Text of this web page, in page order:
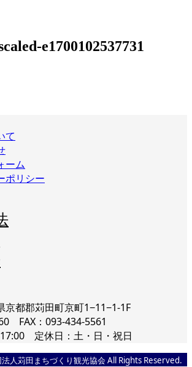
e1700102537731
て
ーム
ポリシー
京都郡苅田町京町1−11−1-1F
FAX：093-434-5561
定休日：土・日・祝日
人苅田まちづくり観光協会 All Rights Reserved.